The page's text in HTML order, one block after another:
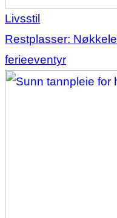
Livsstil
Restplasser:
ferieeventyr